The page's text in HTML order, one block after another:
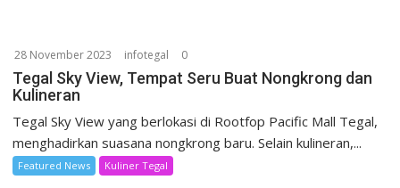
28 November 2023 infotegal 0
Tegal Sky View, Tempat Seru Buat Nongkrong dan
Kulineran
Tegal Sky View yang berlokasi di Rootfop Pacific Mall Tegal,
menghadirkan suasana nongkrong baru. Selain kulineran,...
Featured News Kuliner Tegal